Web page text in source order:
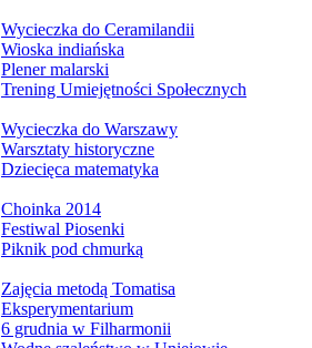
Wycieczka do Ceramilandii
Wioska indiańska
Plener malarski
Trening Umiejętności Społecznych
Wycieczka do Warszawy
Warsztaty historyczne
Dziecięca matematyka
Choinka 2014
Festiwal Piosenki
Piknik pod chmurką
Zajęcia metodą Tomatisa
Eksperymentarium
6 grudnia w Filharmonii